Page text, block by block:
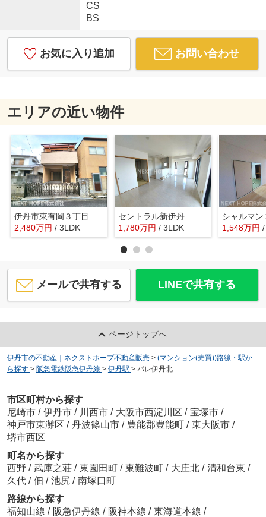
CS
BS
お気に入り追加 お問い合わせ
エリアの近い物件
2,480万円 / 3LDK
セントラル新伊丹
1,780万円 / 3LDK 1,548万円
メールで共有する LINEで共有する
ページトップへ
伊丹市の不動産｜ネクストホープ不動産販売 > (マンション(売買))路線・駅か
ら探す > 阪急電鉄阪急伊丹線 > 伊丹駅 > パレ伊丹北
市区町村から探す
尼崎市 / 伊丹市 / 川西市 / 大阪市西淀川区 / 宝塚市 /
神戸市東灘区 / 丹波篠山市 / 豊能郡豊能町 / 東大阪市 /
堺市西区
町名から探す
西野 / 武庫之荘 / 東園田町 / 東難波町 / 大庄北 / 清和台東 /
久代 / 佃 / 池尻 / 南塚口町
路線から探す
福知山線 / 阪急伊丹線 / 阪神本線 / 東海道本線 /